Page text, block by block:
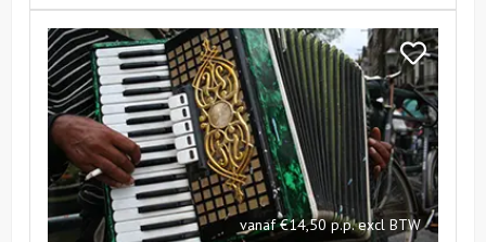
Bekijk
vanaf €14,50 p.p. excl BTW
Bekijk
Jordaanwandeling